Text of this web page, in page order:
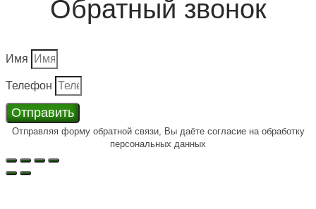
Обратный звонок
Имя
Телефон
Отправить
Отправляя форму обратной связи, Вы даёте согласие на обработку
персональных данных